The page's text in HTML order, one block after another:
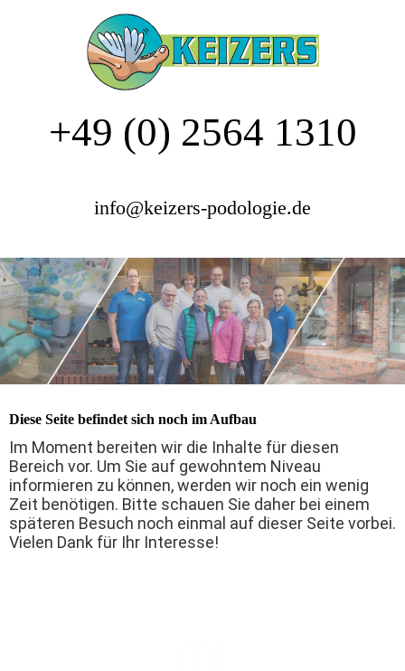
+49 (0) 2564 1310
info@keizers-podologie.de
Diese Seite befindet sich noch im Aufbau
Im Moment bereiten wir die Inhalte für diesen
Bereich vor. Um Sie auf gewohntem Niveau
informieren zu können, werden wir noch ein wenig
Zeit benötigen. Bitte schauen Sie daher bei einem
späteren Besuch noch einmal auf dieser Seite vorbei.
Vielen Dank für Ihr Interesse!